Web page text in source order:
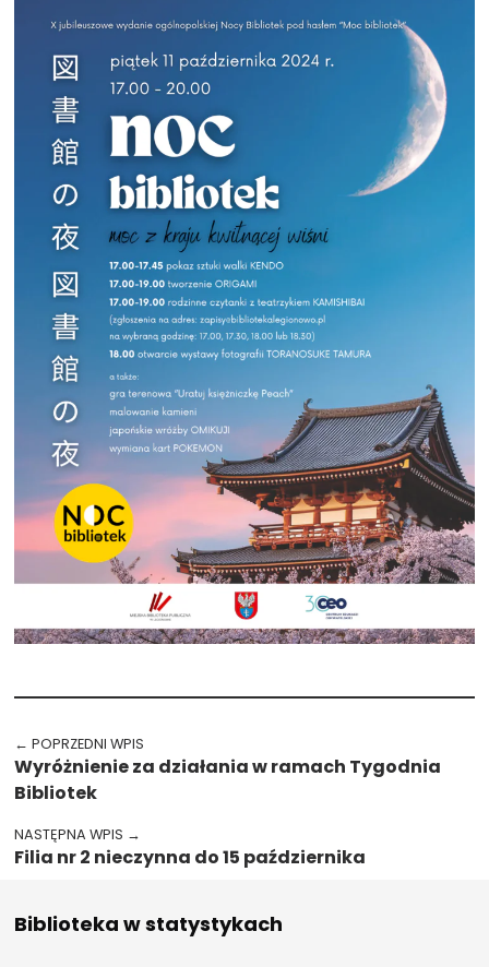
← POPRZEDNI WPIS
Wyróżnienie za działania w ramach Tygodnia
Bibliotek
NASTĘPNA WPIS →
Filia nr 2 nieczynna do 15 października
Biblioteka w statystykach